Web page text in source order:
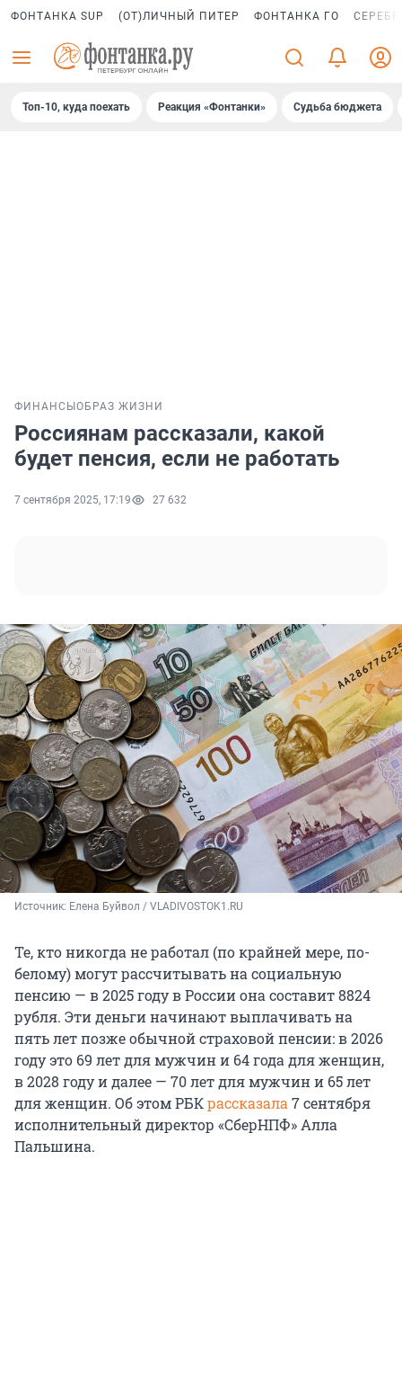
ФОНТАНКА SUP (ОТ)ЛИЧНЫЙ ПИТЕР ФОНТАНКА ГО
Топ-10, куда поехать Реакция «Фонтанки» Судьба бюджета
ФИНАНСЫ ОБРАЗ ЖИЗНИ
Россиянам рассказали, какой
будет пенсия, если не работать
7 сентября 2025, 17:19 27 632
Источник: Елена Буйвол / VLADIVOSTOK1.RU
Те, кто никогда не работал (по крайней мере, по-
белому) могут рассчитывать на социальную
пенсию — в 2025 году в России она составит 8824
рубля. Эти деньги начинают выплачивать на
пять лет позже обычной страховой пенсии: в 2026
году это 69 лет для мужчин и 64 года для женщин,
в 2028 году и далее — 70 лет для мужчин и 65 лет
для женщин. Об этом РБКрассказала7 сентября
исполнительный директор «СберНПФ» Алла
Пальшина.